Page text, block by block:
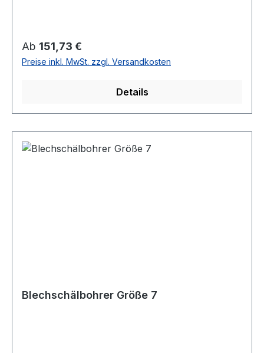
Regulärer Preis:
Ab 151,73 €
Preise inkl. MwSt. zzgl. Versandkosten
Details
Blechschälbohrer Größe 7